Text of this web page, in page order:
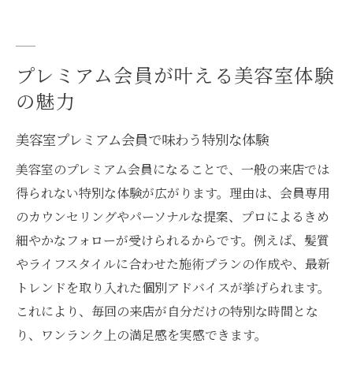
最新トレンドを楽しむ美容室活用術
美容室でプロが提案する旬のヘアスタイル
会員特典を活かしたトレンドカラー体験
美容室プレミアム会員の活用ポイント
トレンドを押さえた美容室の選び方
上質な美容室ライフを会員制で実現
美容室会員制で得られる上質な日常
会員サービスで叶う快適な美容室時間
美容室通いが楽しくなる会員制の魅力
プレミアム会員が叶える美容室体験
の魅力
美容室プレミアム会員で味わう特別な体験
美容室のプレミアム会員になることで、一般の来店では
得られない特別な体験が広がります。理由は、会員専用
のカウンセリングやパーソナルな提案、プロによるきめ
細やかなフォローが受けられるからです。例えば、髪質
やライフスタイルに合わせた施術プランの作成や、最新
トレンドを取り入れた個別アドバイスが挙げられます。
これにより、毎回の来店が自分だけの特別な時間とな
り、ワンランク上の満足感を実感できます。